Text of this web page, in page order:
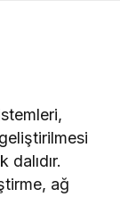
geliştirilmesi
dalıdır.
ağ